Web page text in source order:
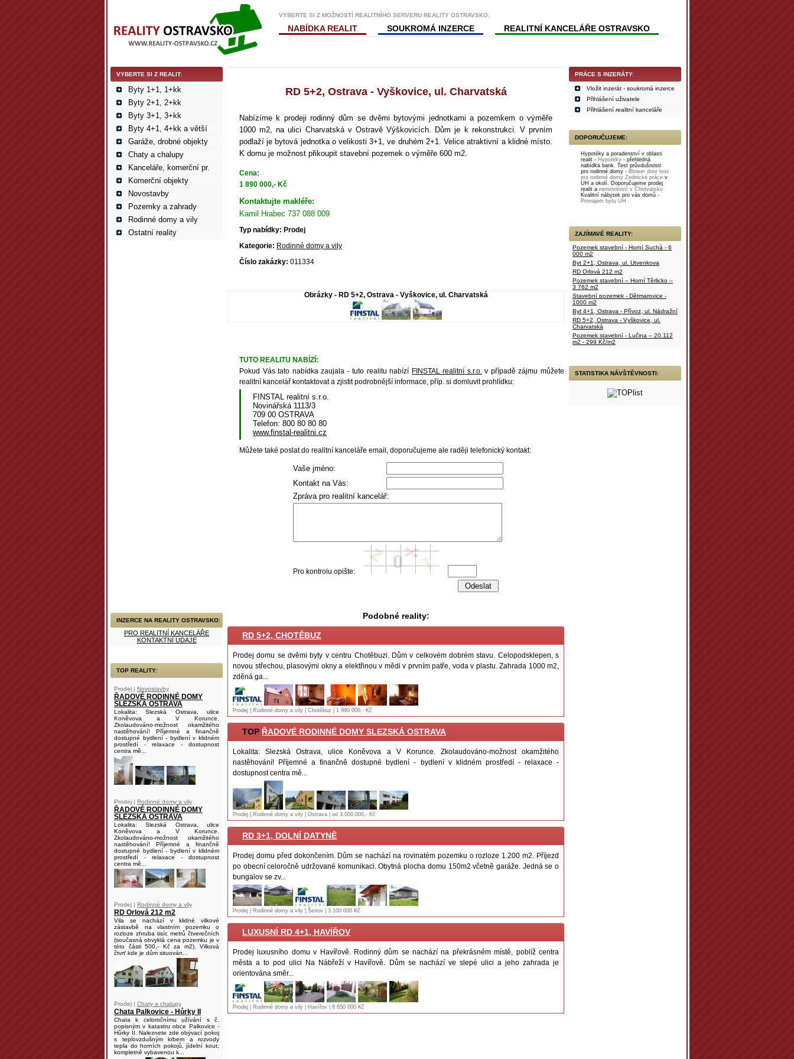
VYBERTE SI Z MOŽNOSTÍ REALITNÍHO SERVERU REALITY OSTRAVSKO:
NABÍDKA REALIT SOUKROMÁ INZERCE REALITNÍ KANCELÁŘE OSTRAVSKO
VYBERTE SI Z REALIT:
Byty 1+1, 1+kk
Byty 2+1, 2+kk
Byty 3+1, 3+kk
Byty 4+1, 4+kk a větší
Garáže, drobné objekty
Chaty a chalupy
Kanceláře, komerční pr.
Komerční objekty
Novostavby
Pozemky a zahrady
Rodinné domy a vily
Ostatní reality
INZERCE NA REALITY OSTRAVSKO:
PRO REALITNÍ KANCELÁŘE
KONTAKTNÍ ÚDAJE
TOP REALITY:
Prodej | Novostavby
ŘADOVÉ RODINNÉ DOMY
SLEZSKÁ OSTRAVA
Lokalita: Slezská Ostrava, ulice
Koněvova a V Korunce.
Zkolaudováno-možnost okamžitého
nastěhování! Příjemné a finančně
dostupné bydlení - bydlení v klidném
prostředí - relaxace - dostupnost
centra mě...
Prodej | Rodinné domy a vily
ŘADOVÉ RODINNÉ DOMY
SLEZSKÁ OSTRAVA
Lokalita: Slezská Ostrava, ulice
Koněvova a V Korunce.
Zkolaudováno-možnost okamžitého
nastěhování! Příjemné a finančně
dostupné bydlení - bydlení v klidném
prostředí - relaxace - dostupnost
centra mě...
Prodej | Rodinné domy a vily
RD Orlová 212 m2
Vila se nachází v klidné vilkové
zástavbě na vlastním pozemku o
rozloze zhruba tisíc metrů čtverečních
(současná obvyklá cena pozemku je v
této části 500,- Kč za m2). Vilková
čtvrť kde je dům situován...
Prodej | Chaty a chalupy
Chata Palkovice - Hůrky II
Chata k celoročnímu užívání s č.
popisným v katastru obce Palkovice -
Hůrky II. Naleznete zde obývací pokoj
s teplovzdušným krbem a rozvody
tepla do horních pokojů, jídelní kout,
kompletně vybavenou k...
RD 5+2, Ostrava - Vyškovice, ul. Charvatská
Nabízíme k prodeji rodinný dům se dvěmi bytovými jednotkami a pozemkem o výměře
1000 m2, na ulici Charvatská v Ostravě Výškovicích. Dům je k rekonstrukci. V prvním
podlaží je bytová jednotka o velikosti 3+1, ve druhém 2+1. Velice atraktivní a klidné místo.
K domu je možnost přikoupit stavební pozemek o výměře 600 m2.
Cena:
1 890 000,- Kč
Kontaktujte makléře:
Kamil Hrabec 737 088 009
Typ nabídky: Prodej
Kategorie: Rodinné domy a vily
Číslo zakázky: 011334
Obrázky - RD 5+2, Ostrava - Vyškovice, ul. Charvatská
TUTO REALITU NABÍZÍ:
Pokud Vás tato nabídka zaujala - tuto realitu nabízí FINSTAL realitní s.r.o. v případě zájmu můžete
realitní kancelář kontaktovat a zjistit podrobnější informace, příp. si domluvit prohlídku:
FINSTAL realitní s.r.o.
Novinářská 1113/3
709 00 OSTRAVA
Telefon: 800 80 80 80
www.finstal-realitni.cz
Můžete také poslat do realitní kanceláře email, doporučujeme ale raději telefonický kontakt:
Vaše jméno:
Kontakt na Vás:
Zpráva pro realitní kancelář:
Pro kontrolu opište:
Podobné reality:
RD 5+2, CHOTĚBUZ
Prodej domu se dvěmi byty v centru Chotěbuzi. Dům v celkovém dobrém stavu. Celopodsklepen, s
novou střechou, plasovými okny a elektřinou v mědi v prvním patře, voda v plastu. Zahrada 1000 m2,
zděná ga...
Prodej | Rodinné domy a vily | Chotěbuz | 1 990 000,- Kč
TOP ŘADOVÉ RODINNÉ DOMY SLEZSKÁ OSTRAVA
Lokalita: Slezská Ostrava, ulice Koněvova a V Korunce. Zkolaudováno-možnost okamžitého
nastěhování! Příjemné a finančně dostupné bydlení - bydlení v klidném prostředí - relaxace -
dostupnost centra mě...
Prodej | Rodinné domy a vily | Ostrava | od 3.000.000,- Kč
RD 3+1, DOLNÍ DATYNĚ
Prodej domu před dokončením. Dům se nachází na rovinatém pozemku o rozloze 1.200 m2. Příjezd
po obecní celoročně udržované komunikaci. Obytná plocha domu 150m2 včetně garáže. Jedná se o
bungalov se zv...
Prodej | Rodinné domy a vily | Šenov | 3 100 000 Kč
LUXUSNÍ RD 4+1, HAVÍŘOV
Prodej luxusního domu v Havířově. Rodinný dům se nachází na překrásném místě, poblíž centra
města a to pod ulici Na Nábřeží v Havířově. Dům se nachází ve slepé ulici a jeho zahrada je
orientována směr...
Prodej | Rodinné domy a vily | Havířov | 8 650 000 Kč
PRÁCE S INZERÁTY:
Vložit inzerát - soukromá inzerce
Přihlášení uživatele
Přihlášení realitní kanceláře
DOPORUČUJEME:
Hypotéky a poradenství v oblasti
realit - Hypotéky - přehledná
nabídka bank. Test průvdušnosti
pro rodinné domy - Blower door test
pro rodinné domy Zednické práce v
UH a okolí. Doporučujeme prodej
realit a nemovitostí v Chorvatsku
Kvalitní nábytek pro vás domů -
Pronajem bytu UH
ZAJÍMAVÉ REALITY:
Pozemek stavební - Horní Suchá - 6
000 m2
Byt 2+1, Ostrava, ul. Utvenkova
RD Orlová 212 m2
Pozemek stavební – Horní Těrlicko –
3 762 m2
Stavební pozemek - Dětmarovice -
1000 m2
Byt 4+1, Ostrava - Přívoz, ul. Nádražní
RD 5+2, Ostrava - Vyškovice, ul.
Charvatská
Pozemek stavební - Lučina – 20.112
m2 - 299 Kč/m2
STATISTIKA NÁVŠTĚVNOSTI: